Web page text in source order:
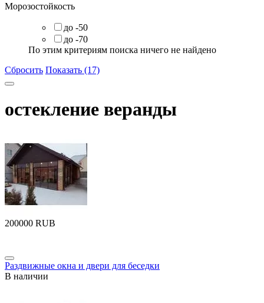
Морозостойкость
до -50
до -70
По этим критериям поиска ничего не найдено
Сбросить Показать (17)
остекление веранды
‍200000‍ RUB
Раздвижные окна и двери для беседки
В наличии